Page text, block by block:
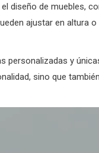
diseño de muebles,
ajustar en altura
personalizadas y
sino que